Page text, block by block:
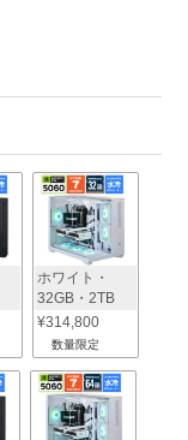
ホワイト・
32GB・2TB
¥314,800
数量限定